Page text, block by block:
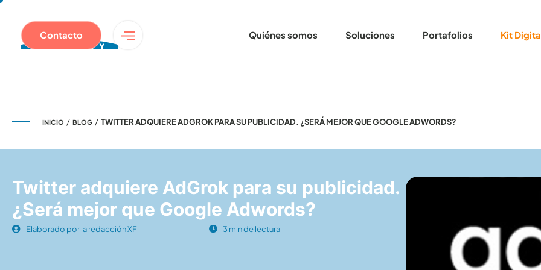
Quiénes somos Soluciones Portafolios Kit
Contacto
INICIO / BLOG / TWITTER ADQUIERE ADGROK PARA SU PUBLICIDAD. ¿SERÁ MEJOR QUE GOOGLE ADWORDS?
Twitter adquiere AdGrok para su publicidad.
¿Será mejor que Google Adwords?
Elaborado por la redacción XF 3 min de lectura